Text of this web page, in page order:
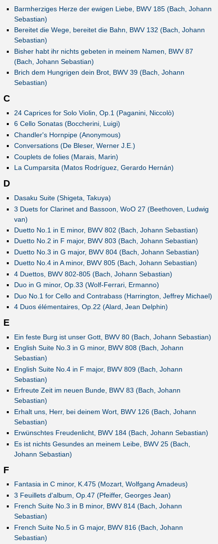
Barmherziges Herze der ewigen Liebe, BWV 185 (Bach, Johann
Sebastian)
Bereitet die Wege, bereitet die Bahn, BWV 132 (Bach, Johann
Sebastian)
Bisher habt ihr nichts gebeten in meinem Namen, BWV 87
(Bach, Johann Sebastian)
Brich dem Hungrigen dein Brot, BWV 39 (Bach, Johann
Sebastian)
C
24 Caprices for Solo Violin, Op.1 (Paganini, Niccolò)
6 Cello Sonatas (Boccherini, Luigi)
Chandler's Hornpipe (Anonymous)
Conversations (De Bleser, Werner J.E.)
Couplets de folies (Marais, Marin)
La Cumparsita (Matos Rodríguez, Gerardo Hernán)
D
Dasaku Suite (Shigeta, Takuya)
3 Duets for Clarinet and Bassoon, WoO 27 (Beethoven, Ludwig
van)
Duetto No.1 in E minor, BWV 802 (Bach, Johann Sebastian)
Duetto No.2 in F major, BWV 803 (Bach, Johann Sebastian)
Duetto No.3 in G major, BWV 804 (Bach, Johann Sebastian)
Duetto No.4 in A minor, BWV 805 (Bach, Johann Sebastian)
4 Duettos, BWV 802-805 (Bach, Johann Sebastian)
Duo in G minor, Op.33 (Wolf-Ferrari, Ermanno)
Duo No.1 for Cello and Contrabass (Harrington, Jeffrey Michael)
4 Duos élémentaires, Op.22 (Alard, Jean Delphin)
E
Ein feste Burg ist unser Gott, BWV 80 (Bach, Johann Sebastian)
English Suite No.3 in G minor, BWV 808 (Bach, Johann
Sebastian)
English Suite No.4 in F major, BWV 809 (Bach, Johann
Sebastian)
Erfreute Zeit im neuen Bunde, BWV 83 (Bach, Johann
Sebastian)
Erhalt uns, Herr, bei deinem Wort, BWV 126 (Bach, Johann
Sebastian)
Erwünschtes Freudenlicht, BWV 184 (Bach, Johann Sebastian)
Es ist nichts Gesundes an meinem Leibe, BWV 25 (Bach,
Johann Sebastian)
F
Fantasia in C minor, K.475 (Mozart, Wolfgang Amadeus)
3 Feuillets d'album, Op.47 (Pfeiffer, Georges Jean)
French Suite No.3 in B minor, BWV 814 (Bach, Johann
Sebastian)
French Suite No.5 in G major, BWV 816 (Bach, Johann
Sebastian)